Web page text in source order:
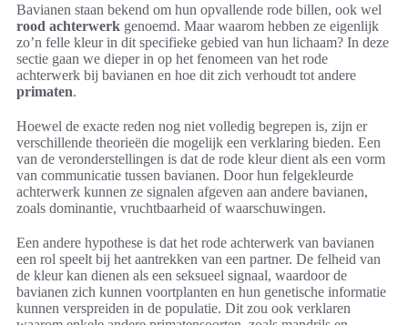
Bavianen staan bekend om hun opvallende rode billen, ook wel
rood achterwerk genoemd. Maar waarom hebben ze eigenlijk
zo’n felle kleur in dit specifieke gebied van hun lichaam? In deze
sectie gaan we dieper in op het fenomeen van het rode
achterwerk bij bavianen en hoe dit zich verhoudt tot andere
primaten.
Hoewel de exacte reden nog niet volledig begrepen is, zijn er
verschillende theorieën die mogelijk een verklaring bieden. Een
van de veronderstellingen is dat de rode kleur dient als een vorm
van communicatie tussen bavianen. Door hun felgekleurde
achterwerk kunnen ze signalen afgeven aan andere bavianen,
zoals dominantie, vruchtbaarheid of waarschuwingen.
Een andere hypothese is dat het rode achterwerk van bavianen
een rol speelt bij het aantrekken van een partner. De felheid van
de kleur kan dienen als een seksueel signaal, waardoor de
bavianen zich kunnen voortplanten en hun genetische informatie
kunnen verspreiden in de populatie. Dit zou ook verklaren